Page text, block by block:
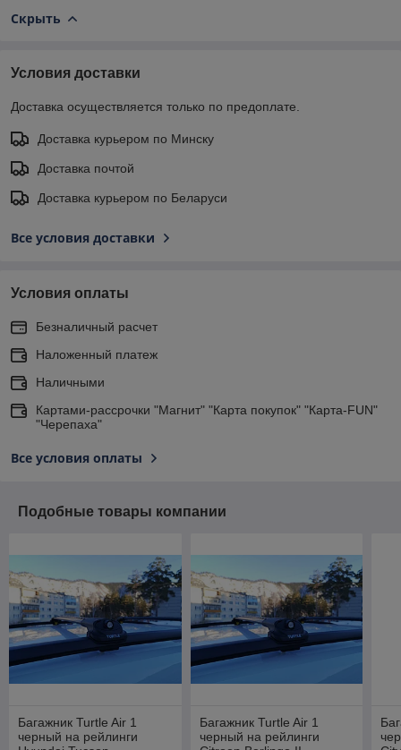
Скрыть
Условия доставки
Доставка осуществляется только по предоплате.
Доставка курьером по Минску
Доставка почтой
Доставка курьером по Беларуси
Все условия доставки
Условия оплаты
Безналичный расчет
Наложенный платеж
Наличными
Картами-рассрочки "Магнит" "Карта покупок" "Карта-FUN"
"Черепаха"
Все условия оплаты
Подобные товары компании
Багажник Turtle Air 1
черный на рейлинги
Багажник Turtle Air 1
черный на рейлинги